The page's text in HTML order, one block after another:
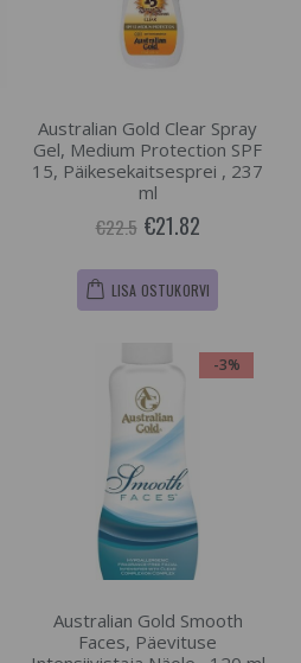
Australian Gold Clear Spray
Gel, Medium Protection SPF
15, Päikesekaitsesprei , 237
ml
€22.5 €21.82
LISA OSTUKORVI
-3%
Australian Gold Smooth
Faces, Päevituse